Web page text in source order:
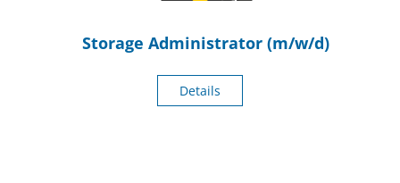
Storage Administrator (m/w/d)
Details